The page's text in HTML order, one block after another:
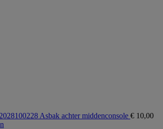
Asbak achter middenconsole € 10,00